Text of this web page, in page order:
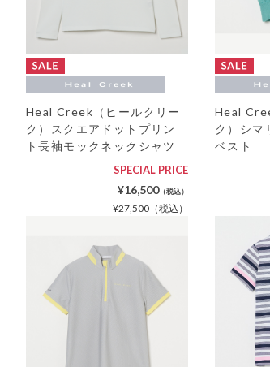
Heal Creek（ヒールクリー
ク）スクエアドットプリン
ト長袖モックネックシャツ
SPECIAL PRICE
¥16,500（税込）
¥27,500（税込）
Heal
ク）シマ
ベスト